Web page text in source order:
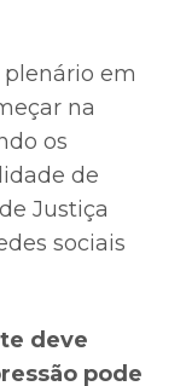
em
na
os
de
Justiça
sociais
deve
pode